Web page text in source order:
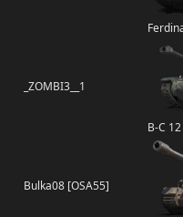
_ZOMBI3__1
B-C
Bulka08 [OSA55]